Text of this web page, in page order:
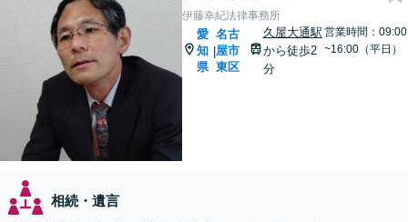
伊藤幸紀法律事務所
愛
知
県
|
名古
屋市
東区
久屋大通駅
から徒歩2
分
営業時間：09:00
~16:00（平日）
相続・遺言